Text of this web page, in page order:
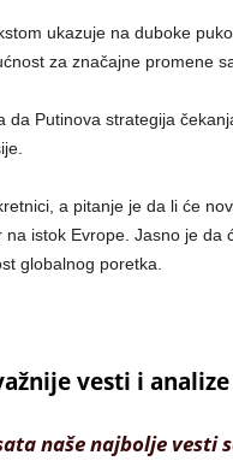
ukazuje na duboke
za značajne promene
da Putinova strategija
a pitanje je da li će
na istok Evrope. Jasno je da
globalnog poretka.
vesti i analize
naše najbolje vesti